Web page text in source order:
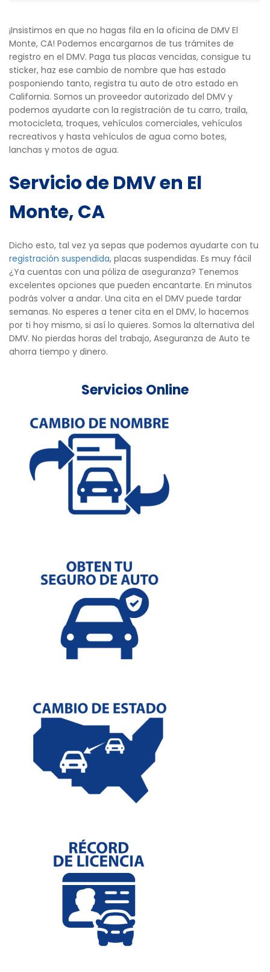
¡Insistimos en que no hagas fila en la oficina de DMV El
Monte, CA! Podemos encargarnos de tus trámites de
registro en el DMV. Paga tus placas vencidas, consigue tu
sticker, haz ese cambio de nombre que has estado
posponiendo tanto, registra tu auto de otro estado en
California. Somos un proveedor autorizado del DMV y
podemos ayudarte con la registración de tu carro, traila,
motocicleta, troques, vehículos comerciales, vehículos
recreativos y hasta vehículos de agua como botes,
lanchas y motos de agua.
Servicio de DMV en El
Monte, CA
Dicho esto, tal vez ya sepas que podemos ayudarte con tu
registración suspendida, placas suspendidas. Es muy fácil
¿Ya cuentas con una póliza de aseguranza? Tenemos
excelentes opciones que pueden encantarte. En minutos
podrás volver a andar. Una cita en el DMV puede tardar
semanas. No esperes a tener cita en el DMV, lo hacemos
por ti hoy mismo, si así lo quieres. Somos la alternativa del
DMV. No pierdas horas del trabajo, Aseguranza de Auto te
ahorra tiempo y dinero.
Servicios Online